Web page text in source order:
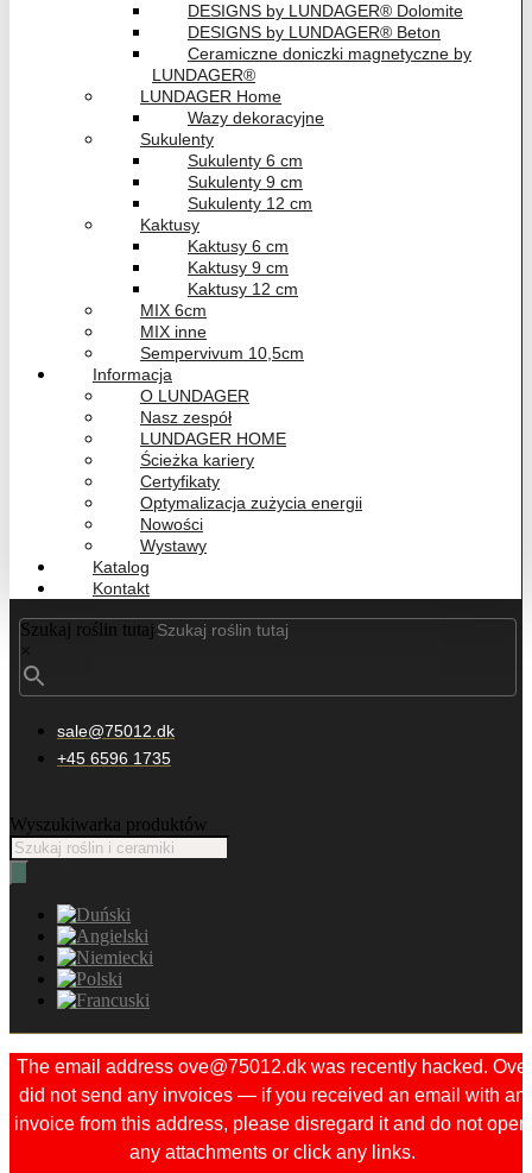
DESIGNS by LUNDAGER® Dolomite
DESIGNS by LUNDAGER® Beton
Ceramiczne doniczki magnetyczne by
LUNDAGER®
LUNDAGER Home
Wazy dekoracyjne
Sukulenty
Sukulenty 6 cm
Sukulenty 9 cm
Sukulenty 12 cm
Kaktusy
Kaktusy 6 cm
Kaktusy 9 cm
Kaktusy 12 cm
MIX 6cm
MIX inne
Sempervivum 10,5cm
Informacja
O LUNDAGER
Nasz zespół
LUNDAGER HOME
Ścieżka kariery
Certyfikaty
Optymalizacja zużycia energii
Nowości
Wystawy
Katalog
Kontakt
Szukaj roślin tutaj
×
sale@75012.dk
+45 6596 1735
Wyszukiwarka produktów
The email address ove@75012.dk was recently hacked. Ove
did not send any invoices — if you received an email with an
invoice from this address, please disregard it and do not open
any attachments or click any links.